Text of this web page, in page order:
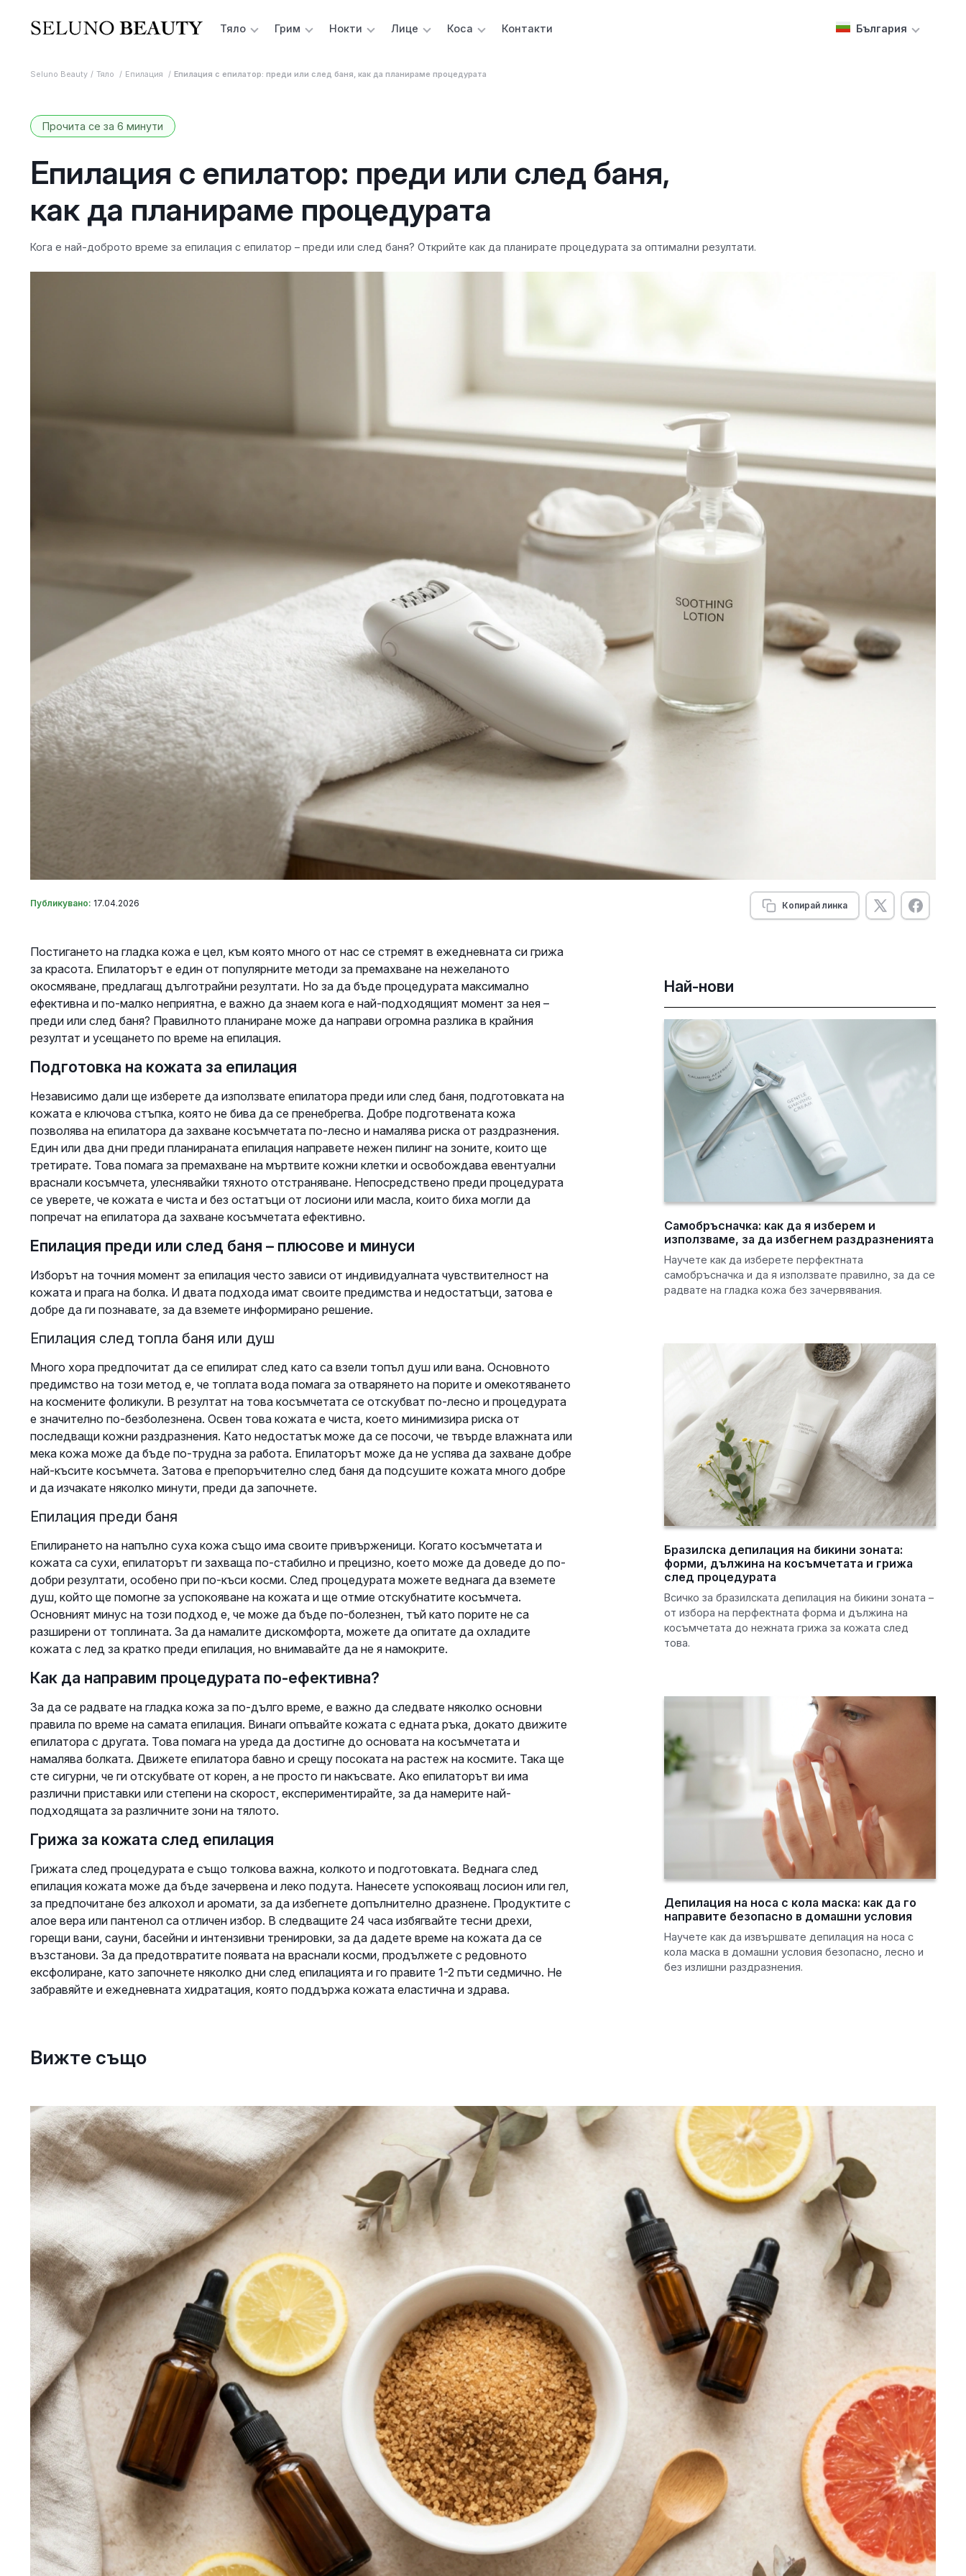
Тяло Грим Нокти Лице Коса Контакти България
Seluno Beauty Тяло Епилация Епилация с епилатор: преди или след баня, как да планираме процедурата
Прочита се за 6 минути
Епилация с епилатор: преди или след баня,
как да планираме процедурата
Кога е най-доброто време за епилация с епилатор – преди или след баня? Открийте как да планирате процедурата за оптимални резултати.
Публикувано: 17.04.2026 Копирай линка
Постигането на гладка кожа е цел, към която много от нас се стремят в ежедневната си грижа
за красота. Епилаторът е един от популярните методи за премахване на нежеланото
окосмяване, предлагащ дълготрайни резултати. Но за да бъде процедурата максимално
ефективна и по-малко неприятна, е важно да знаем кога е най-подходящият момент за нея –
преди или след баня? Правилното планиране може да направи огромна разлика в крайния
резултат и усещането по време на епилация.
Подготовка на кожата за епилация
Независимо дали ще изберете да използвате епилатора преди или след баня, подготовката на
кожата е ключова стъпка, която не бива да се пренебрегва. Добре подготвената кожа
позволява на епилатора да захване косъмчетата по-лесно и намалява риска от раздразнения.
Един или два дни преди планираната епилация направете нежен пилинг на зоните, които ще
третирате. Това помага за премахване на мъртвите кожни клетки и освобождава евентуални
враснали косъмчета, улеснявайки тяхното отстраняване. Непосредствено преди процедурата
се уверете, че кожата е чиста и без остатъци от лосиони или масла, които биха могли да
попречат на епилатора да захване косъмчетата ефективно.
Епилация преди или след баня – плюсове и минуси
Изборът на точния момент за епилация често зависи от индивидуалната чувствителност на
кожата и прага на болка. И двата подхода имат своите предимства и недостатъци, затова е
добре да ги познавате, за да вземете информирано решение.
Епилация след топла баня или душ
Много хора предпочитат да се епилират след като са взели топъл душ или вана. Основното
предимство на този метод е, че топлата вода помага за отварянето на порите и омекотяването
на космените фоликули. В резултат на това косъмчетата се отскубват по-лесно и процедурата
е значително по-безболезнена. Освен това кожата е чиста, което минимизира риска от
последващи кожни раздразнения. Като недостатък може да се посочи, че твърде влажната или
мека кожа може да бъде по-трудна за работа. Епилаторът може да не успява да захване добре
най-късите косъмчета. Затова е препоръчително след баня да подсушите кожата много добре
и да изчакате няколко минути, преди да започнете.
Епилация преди баня
Епилирането на напълно суха кожа също има своите привърженици. Когато косъмчетата и
кожата са сухи, епилаторът ги захваща по-стабилно и прецизно, което може да доведе до по-
добри резултати, особено при по-къси косми. След процедурата можете веднага да вземете
душ, който ще помогне за успокояване на кожата и ще отмие отскубнатите косъмчета.
Основният минус на този подход е, че може да бъде по-болезнен, тъй като порите не са
разширени от топлината. За да намалите дискомфорта, можете да опитате да охладите
кожата с лед за кратко преди епилация, но внимавайте да не я намокрите.
Как да направим процедурата по-ефективна?
За да се радвате на гладка кожа за по-дълго време, е важно да следвате няколко основни
правила по време на самата епилация. Винаги опъвайте кожата с едната ръка, докато движите
епилатора с другата. Това помага на уреда да достигне до основата на косъмчетата и
намалява болката. Движете епилатора бавно и срещу посоката на растеж на космите. Така ще
сте сигурни, че ги отскубвате от корен, а не просто ги накъсвате. Ако епилаторът ви има
различни приставки или степени на скорост, експериментирайте, за да намерите най-
подходящата за различните зони на тялото.
Грижа за кожата след епилация
Грижата след процедурата е също толкова важна, колкото и подготовката. Веднага след
епилация кожата може да бъде зачервена и леко подута. Нанесете успокояващ лосион или гел,
за предпочитане без алкохол и аромати, за да избегнете допълнително дразнене. Продуктите с
алое вера или пантенол са отличен избор. В следващите 24 часа избягвайте тесни дрехи,
горещи вани, сауни, басейни и интензивни тренировки, за да дадете време на кожата да се
възстанови. За да предотвратите появата на враснали косми, продължете с редовното
ексфолиране, като започнете няколко дни след епилацията и го правите 1-2 пъти седмично. Не
забравяйте и ежедневната хидратация, която поддържа кожата еластична и здрава.
Най-нови
Самобръсначка: как да я изберем и
използваме, за да избегнем раздразненията
Научете как да изберете перфектната
самобръсначка и да я използвате правилно, за да се
радвате на гладка кожа без зачервявания.
Бразилска депилация на бикини зоната:
форми, дължина на косъмчетата и грижа
след процедурата
Всичко за бразилската депилация на бикини зоната –
от избора на перфектната форма и дължина на
косъмчетата до нежната грижа за кожата след
това.
Депилация на носа с кола маска: как да го
направите безопасно в домашни условия
Научете как да извършвате депилация на носа с
кола маска в домашни условия безопасно, лесно и
без излишни раздразнения.
Вижте също